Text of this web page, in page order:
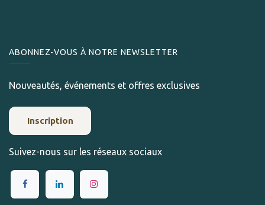
ABONNEZ-VOUS À NOTRE NEWSLETTER
Nouveautés, événements et offres exclusives
Inscription
Suivez-nous sur les réseaux sociaux